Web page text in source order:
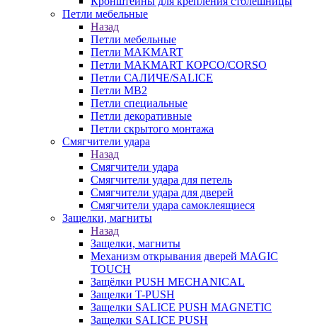
Петли мебельные
Назад
Петли мебельные
Петли MAKMART
Петли MAKMART КОРСО/CORSO
Петли САЛИЧЕ/SALICE
Петли MB2
Петли специальные
Петли декоративные
Петли скрытого монтажа
Смягчители удара
Назад
Смягчители удара
Смягчители удара для петель
Смягчители удара для дверей
Cмягчители удара самоклеящиеся
Защелки, магниты
Назад
Защелки, магниты
Механизм открывания дверей MAGIC
TOUCH
Защёлки PUSH MECHANICAL
Защелки T-PUSH
Защелки SALICE PUSH MAGNETIC
Защелки SALICE PUSH